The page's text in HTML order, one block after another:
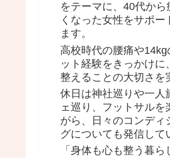
をテーマに、40代から
くなった女性をサポー
ます。
高校時代の腰痛や14kg
ット経験をきっかけに
整えることの大切さを
休日は神社巡りや一人
ェ巡り、フットサルを
がら、日々のコンディ
グについても発信して
「身体も心も整う暮ら